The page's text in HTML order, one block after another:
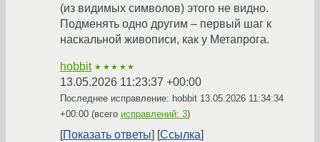
(из видимых символов) этого не видно.
Подменять одно другим – первый шаг к
наскальной живописи, как у Метапрога.
hobbit ★★★★★
13.05.2026 11:23:37 +00:00
Последнее исправление: hobbit 13.05.2026 11:34:34
+00:00 (всего исправлений: 3)
Показать ответы Ссылка